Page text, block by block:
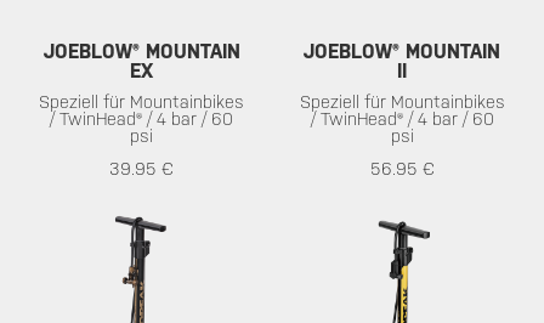
JOEBLOW® MOUNTAIN
EX
Speziell für Mountainbikes
/ TwinHead® / 4 bar / 60
psi
39.95 €
JOEBLOW® MOUNTAIN
II
Speziell für Mountainbikes
/ TwinHead® / 4 bar / 60
psi
56.95 €